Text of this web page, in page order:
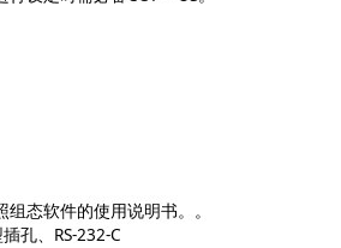
态软件的使用说明书。。
孔、RS-232-C